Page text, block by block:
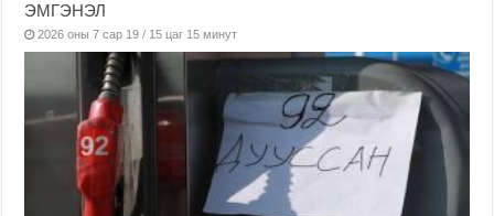
ЭМГЭНЭЛ
2026 оны 7 сар 19 / 15 цаг 15 минут